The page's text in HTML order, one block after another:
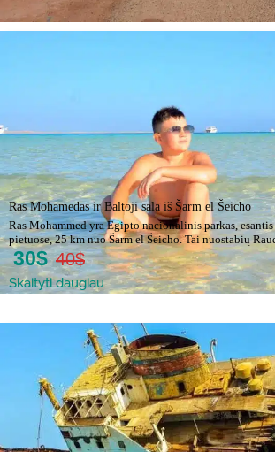
Ras Mohamedas ir Baltoji sala iš Šarm el Šeicho
Ras Mohammed yra Egipto nacionalinis parkas,
pietuose, 25 km nuo Šarm el Šeicho. Tai nuostabių
30$ 40$
Skaityti daugiau